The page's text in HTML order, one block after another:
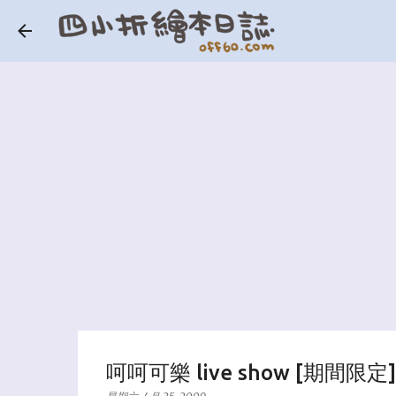
呵呵可樂 live show [期間限定